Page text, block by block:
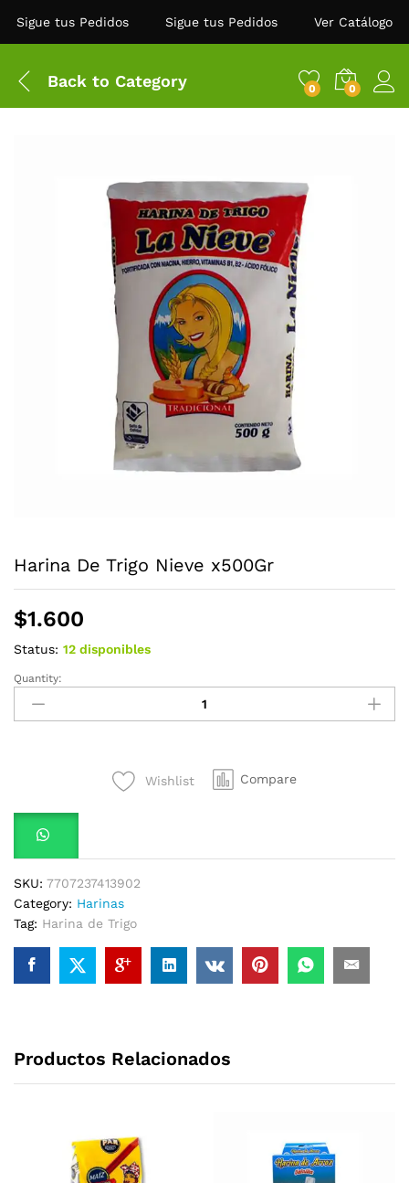
Sigue tus Pedidos Sigue tus Pedidos Ver Catálogo
Back to Category 0 0
Harina De Trigo Nieve x500Gr
$1.600
Status: 12 disponibles
Harina
Trigo
Quantity:
Wishlist Compare
SKU: 7707237413902
Category: Harinas
Tag: Harina de Trigo
Productos Relacionados